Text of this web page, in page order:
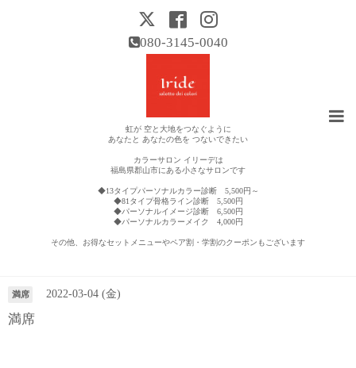
080-3145-0040
虹が 空と大地をつなぐように
あなたと あなたの色を つないできたい
カラーサロン イリーデは
福島県郡山市にある小さなサロンです
◆13タイプパーソナルカラー診断 5,500円～
◆81タイプ骨格ライン診断 5,500円
◆パーソナルイメージ診断 6,500円
◆パーソナルカラーメイク 4,000円
その他、お得なセットメニューやペア割・学割のクーポンもございます
満席 2022-03-04 (金)
満席